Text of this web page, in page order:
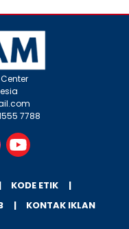
7788
KODE ETIK
KONTAK IKLAN